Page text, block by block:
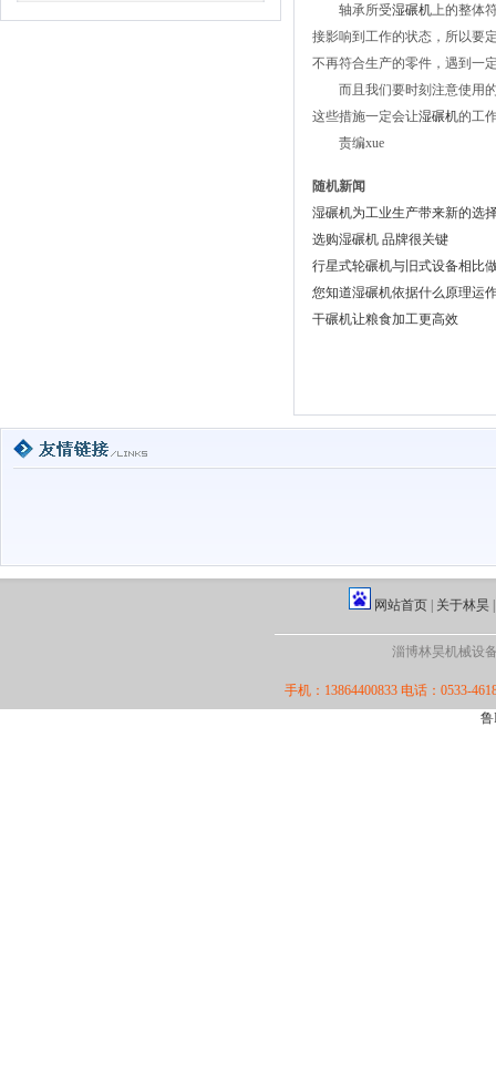
轴承所受湿碾机上的整体
接影响到工作的状态，所以要
不再符合生产的零件，遇到一
而且我们要时刻注意使用
这些措施一定会让湿碾机的工
责编xue
随机新闻
湿碾机为工业生产带来新的选
选购湿碾机 品牌很关键
行星式轮碾机与旧式设备相比
您知道湿碾机依据什么原理运
干碾机让粮食加工更高效
网站首页| 关于林昊
淄博林昊机械设
手机：13864400833 电话：0533-
鲁